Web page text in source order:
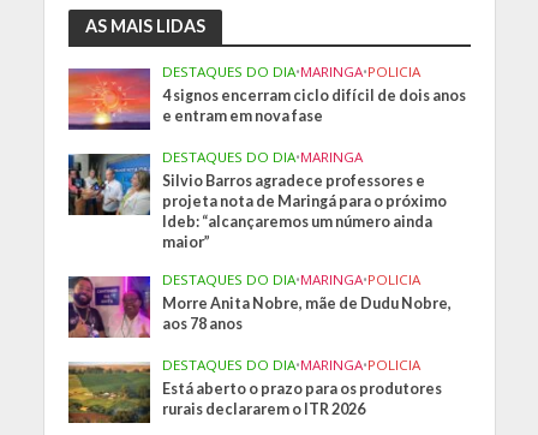
AS MAIS LIDAS
DESTAQUES DO DIA•MARINGA•POLICIA
4 signos encerram ciclo difícil de dois anos
e entram em nova fase
DESTAQUES DO DIA•MARINGA
Silvio Barros agradece professores e
projeta nota de Maringá para o próximo
Ideb: “alcançaremos um número ainda
maior”
DESTAQUES DO DIA•MARINGA•POLICIA
Morre Anita Nobre, mãe de Dudu Nobre,
aos 78 anos
DESTAQUES DO DIA•MARINGA•POLICIA
Está aberto o prazo para os produtores
rurais declararem o ITR 2026